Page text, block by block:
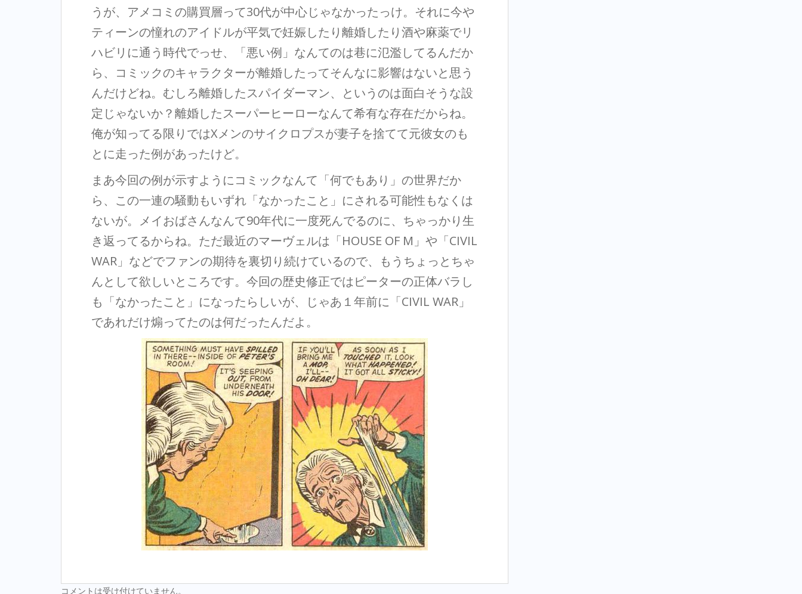
うが、アメコミの購買層って30代が中心じゃなかったっけ。それに今や
ティーンの憧れのアイドルが平気で妊娠したり離婚したり酒や麻薬でリ
ハビリに通う時代でっせ、「悪い例」なんてのは巷に氾濫してるんだか
ら、コミックのキャラクターが離婚したってそんなに影響はないと思う
んだけどね。むしろ離婚したスパイダーマン、というのは面白そうな設
定じゃないか？離婚したスーパーヒーローなんて希有な存在だからね。
俺が知ってる限りではXメンのサイクロプスが妻子を捨てて元彼女のも
とに走った例があったけど。
まあ今回の例が示すようにコミックなんて「何でもあり」の世界だか
ら、この一連の騒動もいずれ「なかったこと」にされる可能性もなくは
ないが。メイおばさんなんて90年代に一度死んでるのに、ちゃっかり生
き返ってるからね。ただ最近のマーヴェルは「HOUSE OF M」や「CIVIL
WAR」などでファンの期待を裏切り続けているので、もうちょっとちゃ
んとして欲しいところです。今回の歴史修正ではピーターの正体バラし
も「なかったこと」になったらしいが、じゃあ１年前に「CIVIL WAR」
であれだけ煽ってたのは何だったんだよ。
コメントは受け付けていません。